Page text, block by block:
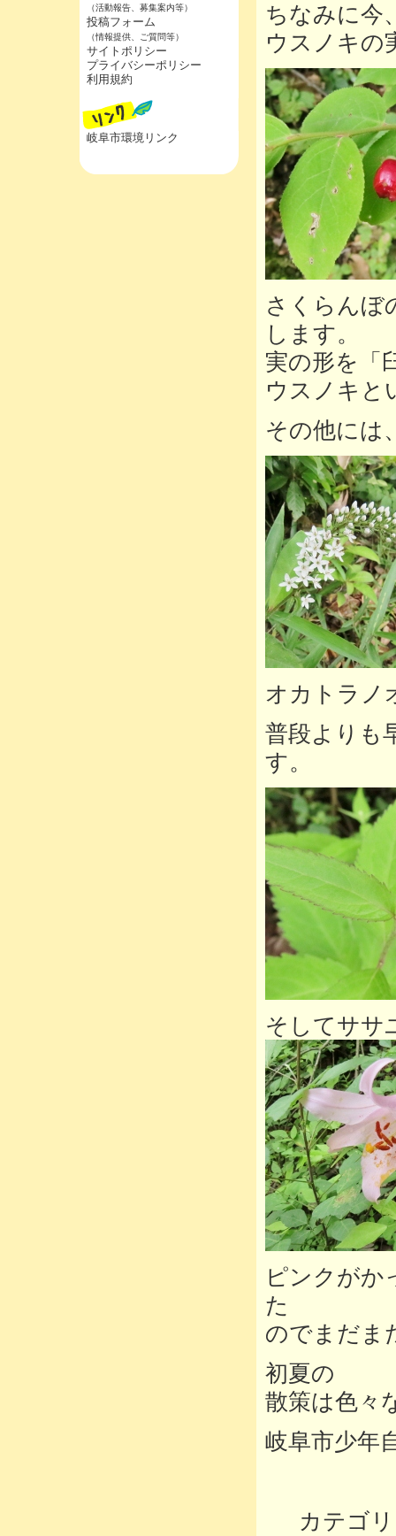
（活動報告、募集案内等）
投稿フォーム
（情報提供、ご質問等）
サイトポリシー
プライバシーポリシー
利用規約
岐阜市環境リンク
ちなみに今
ウスノキの
さくらんぼ
します。
実の形を「
ウスノキと
その他には
オカトラノ
普段よりも
す。
そしてササ
ピンクがか
た
のでまだま
初夏の
散策は色々
岐阜市少年
カテゴ